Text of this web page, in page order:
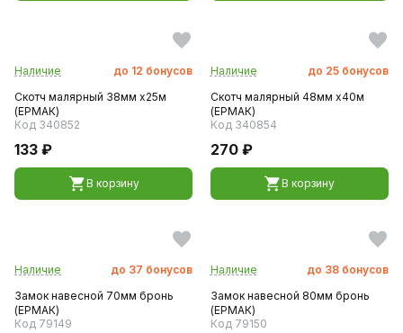
Наличие до 12 бонусов
Скотч малярный 38мм x25м
(ЕРМАК)
Код 340852
133 ₽
В корзину
Наличие до 25 бонусов
Скотч малярный 48мм x40м
(ЕРМАК)
Код 340854
270 ₽
В корзину
Наличие до 37 бонусов
Замок навесной 70мм бронь
(ЕРМАК)
Код 79149
Наличие до 38 бонусов
Замок навесной 80мм бронь
(ЕРМАК)
Код 79150